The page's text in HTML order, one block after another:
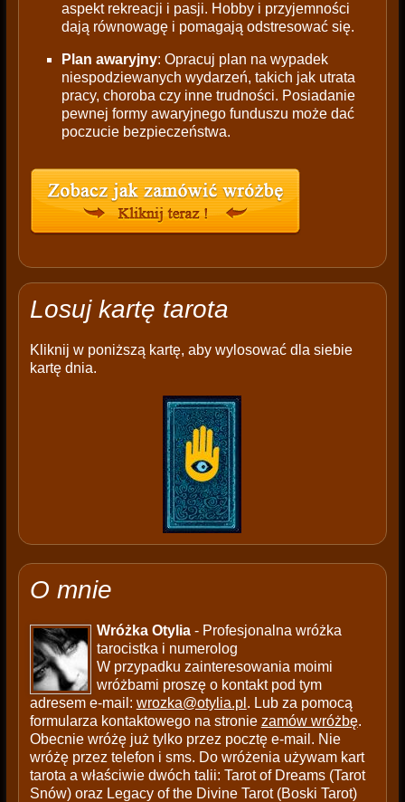
aspekt rekreacji i pasji. Hobby i przyjemności
dają równowagę i pomagają odstresować się.
Plan awaryjny: Opracuj plan na wypadek
niespodziewanych wydarzeń, takich jak utrata
pracy, choroba czy inne trudności. Posiadanie
pewnej formy awaryjnego funduszu może dać
poczucie bezpieczeństwa.
Losuj kartę tarota
Kliknij w poniższą kartę, aby wylosować dla siebie
kartę dnia.
O mnie
Wróżka Otylia- Profesjonalna wróżka
tarocistka i numerolog
W przypadku zainteresowania moimi
wróżbami proszę o kontakt pod tym
adresem e-mail: wrozka@otylia.pl . Lub za pomocą
formularza kontaktowego na stronie zamów wróżbę.
Obecnie wróżę już tylko przez pocztę e-mail. Nie
wróżę przez telefon i sms. Do wróżenia używam kart
tarota a właściwie dwóch talii: Tarot of Dreams (Tarot
Snów) oraz Legacy of the Divine Tarot (Boski Tarot)